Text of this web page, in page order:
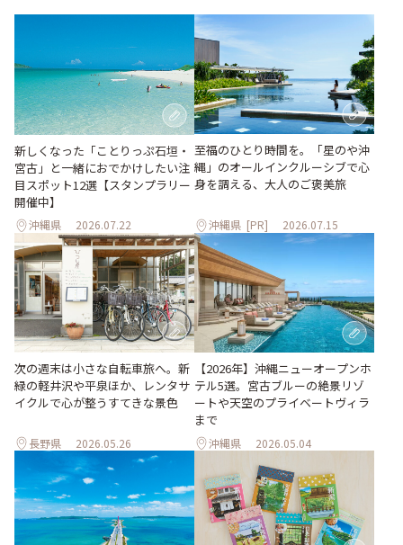
新しくなった「ことりっぷ石垣・
宮古」と一緒におでかけしたい注
目スポット12選【スタンプラリー
開催中】
沖縄県 2026.07.22
至福のひとり時間を。「星のや沖
縄」のオールインクルーシブで心
身を調える、大人のご褒美旅
沖縄県 [PR] 2026.07.15
次の週末は小さな自転車旅へ。新
緑の軽井沢や平泉ほか、レンタサ
イクルで心が整うすてきな景色
長野県 2026.05.26
【2026年】沖縄ニューオープンホ
テル5選。宮古ブルーの絶景リゾ
ートや天空のプライベートヴィラ
まで
沖縄県 2026.05.04